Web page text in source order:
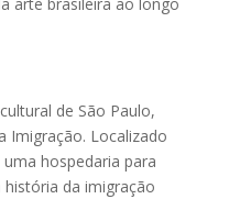
de São Paulo,
Imigração. Localizado
hospedaria para
da imigração